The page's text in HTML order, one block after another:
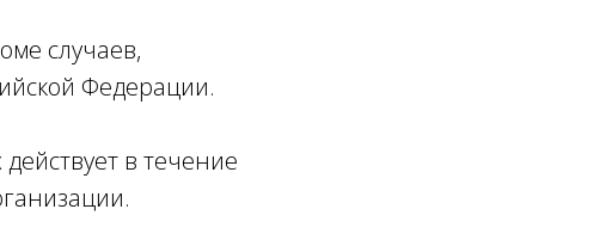
случаев,
Федерации.
в течение